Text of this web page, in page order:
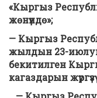
«Кыргыз
жөнүндө»;
— Кыргыз
жылдын 23-
бекитилген
кагаздарын